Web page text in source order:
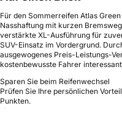
Für den Sommerreifen Atlas
Nasshaftung mit kurzen
verstärkte XL-Ausführung für
SUV-Einsatz im Vordergrund.
ausgewogenes Preis-Leistungs-
kostenbewusste Fahrer
Sparen Sie beim Reifenwechsel
Prüfen Sie Ihre persönlichen
Punkten.